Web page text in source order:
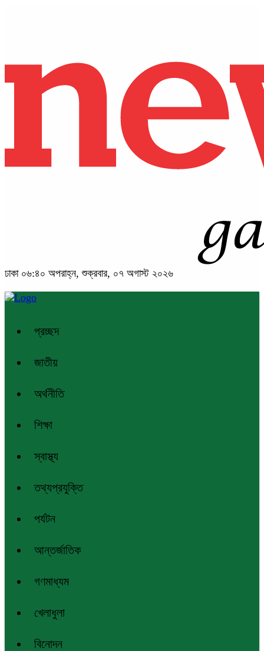
ঢাকা ০৬:৪০ অপরাহ্ন, শুক্রবার, ০৭ অগাস্ট ২০২৬
প্রচ্ছদ
জাতীয়
অর্থনীতি
শিক্ষা
স্বাস্থ্য
তথ্যপ্রযুক্তি
পর্যটন
আন্তর্জাতিক
গণমাধ্যম
খেলাধুলা
বিনোদন